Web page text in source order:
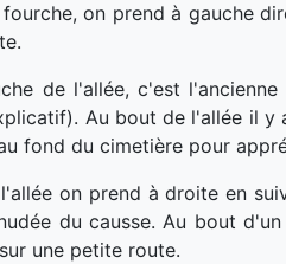
on prend à gauche
de l'allée, c'est
Au bout de l'allée il
fond du cimetière pour
on prend à droite en
du causse. Au bout
une petite route.